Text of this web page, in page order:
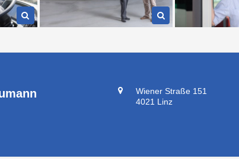
Wiener Straße 151
4021 Linz